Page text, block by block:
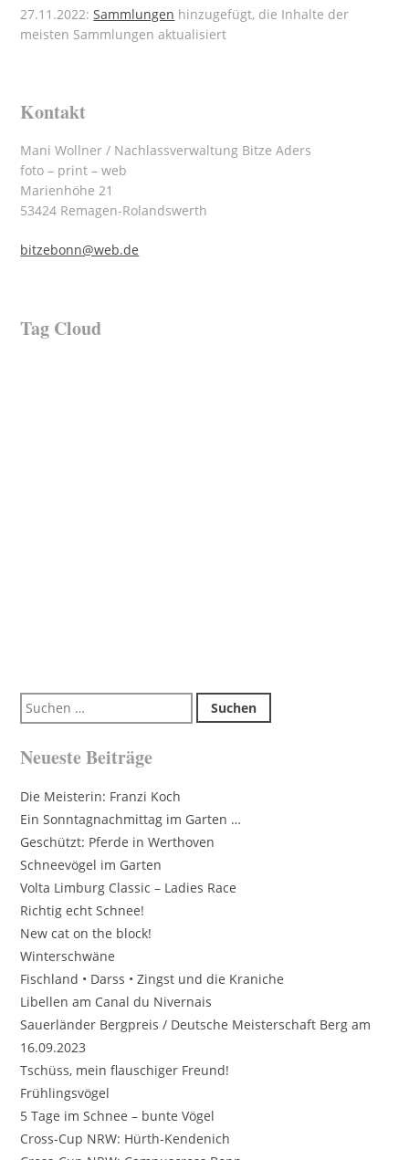
27.11.2022:Sammlungen hinzugefügt, die Inhalte der
meisten Sammlungen aktualisiert
Kontakt
Mani Wollner / Nachlassverwaltung Bitze Aders
foto – print – web
Marienhöhe 21
53424 Remagen-Rolandswerth
bitzebonn@web.de
Tag Cloud
Suchen
nach:
Neueste Beiträge
Die Meisterin: Franzi Koch
Ein Sonntagnachmittag im Garten …
Geschützt: Pferde in Werthoven
Schneevögel im Garten
Volta Limburg Classic – Ladies Race
Richtig echt Schnee!
New cat on the block!
Winterschwäne
Fischland • Darss • Zingst und die Kraniche
Libellen am Canal du Nivernais
Sauerländer Bergpreis / Deutsche Meisterschaft Berg am
16.09.2023
Tschüss, mein flauschiger Freund!
Frühlingsvögel
5 Tage im Schnee – bunte Vögel
Cross-Cup NRW: Hürth-Kendenich